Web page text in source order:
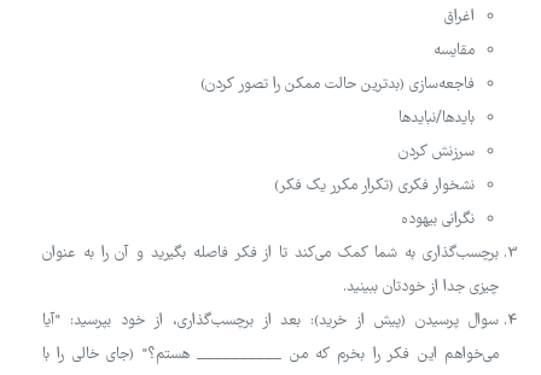
اغراق
مقایسه
فاجعه‌سازی (بدترین حالت ممکن را تصور کردن)
بایدها/نبایدها
سرزنش کردن
نشخوار فکری (تکرار مکرر یک فکر)
نگرانی بیهوده
برچسب‌گذاری به شما کمک می‌کند تا از فکر فاصله بگیرید و آن را به عنوان
چیزی جدا از خودتان ببینید.
سوال پرسیدن (پیش از خرید): بعد از برچسب‌گذاری، از خود بپرسید: "آیا
می‌خواهم این فکر را بخرم که من __________ هستم؟" (جای خالی را با